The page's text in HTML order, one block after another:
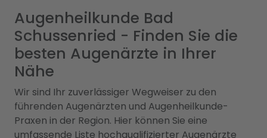
Augenheilkunde Bad
Schussenried - Finden Sie die
besten Augenärzte in Ihrer
Nähe
Wir sind Ihr zuverlässiger Wegweiser zu den
führenden Augenärzten und Augenheilkunde-
Praxen in der Region. Hier können Sie eine
umfassende Liste hochqualifizierter Augenärzte